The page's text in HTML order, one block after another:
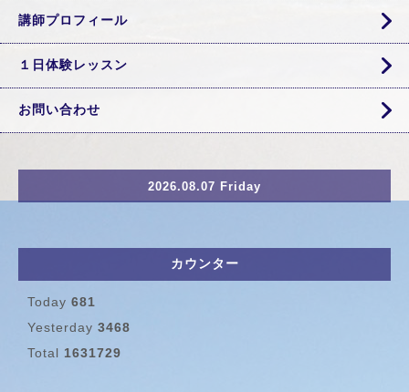
講師プロフィール
１日体験レッスン
お問い合わせ
2026.08.07 Friday
カウンター
Today 681
Yesterday 3468
Total 1631729